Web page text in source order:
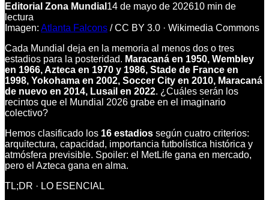
Editorial Zona Mundial 14 de mayo de 202610 min de
lectura
Imagen: Atlanta Falcons /CC BY 3.0 · Wikimedia Commons
Cada Mundial deja en la memoria al menos dos o tres
estadios para la posteridad. Maracaná en 1950, Wembley
en 1966, Azteca en 1970 y 1986, Stade de France en
1998, Yokohama en 2002, Soccer City en 2010, Maracaná
de nuevo en 2014, Lusail en 2022. ¿Cuáles serán los
recintos que el Mundial 2026 grabe en el imaginario
colectivo?
Hemos clasificado los 16 estadios según cuatro criterios:
arquitectura, capacidad, importancia futbolística histórica y
atmósfera previsible. Spoiler: el MetLife gana en mercado,
pero el Azteca gana en alma.
TL;DR · LO ESENCIAL